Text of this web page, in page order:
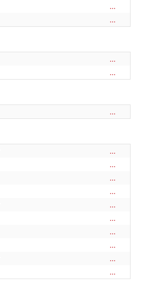
...
...
...
...
...
...
...
...
...
...
...
...
...
...
...